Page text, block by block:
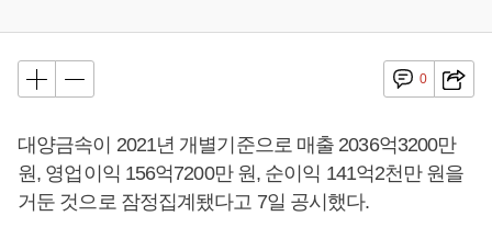
0
대양금속이 2021년 개별기준으로 매출 2036억3200만
원, 영업이익 156억7200만 원, 순이익 141억2천만 원을
거둔 것으로 잠정집계됐다고 7일 공시했다.